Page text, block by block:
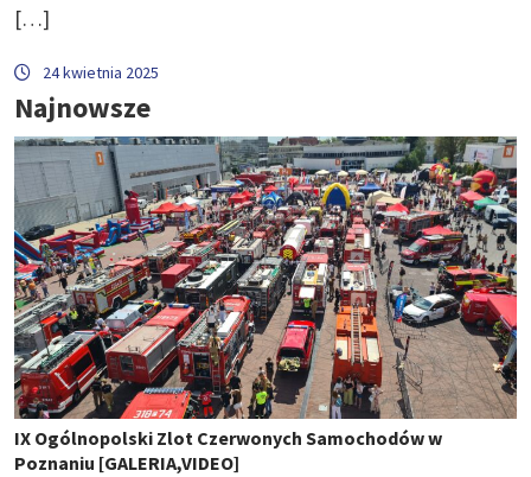
[…]
24 kwietnia 2025
Najnowsze
IX Ogólnopolski Zlot Czerwonych Samochodów w
Poznaniu [GALERIA,VIDEO]